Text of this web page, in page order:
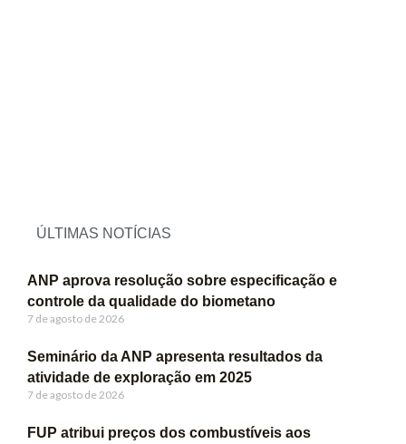
ÚLTIMAS NOTÍCIAS
ANP aprova resolução sobre especificação e
controle da qualidade do biometano
7 de agosto de 2026
Seminário da ANP apresenta resultados da
atividade de exploração em 2025
7 de agosto de 2026
FUP atribui preços dos combustíveis aos